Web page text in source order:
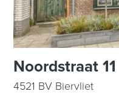
Noordstraat 11
4521 BV Biervliet